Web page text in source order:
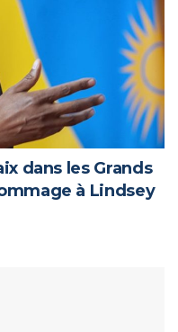
dans les Grands
à Lindsey